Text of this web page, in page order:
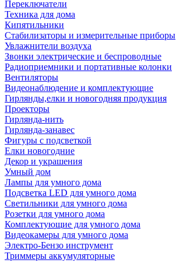
Переключатели
Техника для дома
Кипятильники
Стабилизаторы и измерительные приборы
Увлажнители воздуха
Звонки электрические и беспроводные
Радиоприемники и портативные колонки
Вентиляторы
Видеонаблюдение и комплектующие
Гирлянды,елки и новогодняя продукция
Проекторы
Гирлянда-нить
Гирлянда-занавес
Фигуры с подсветкой
Елки новогодние
Декор и украшения
Умный дом
Лампы для умного дома
Подсветка LED для умного дома
Светильники для умного дома
Розетки для умного дома
Комплектующие для умного дома
Видеокамеры для умного дома
Электро-Бензо инструмент
Триммеры аккумуляторные